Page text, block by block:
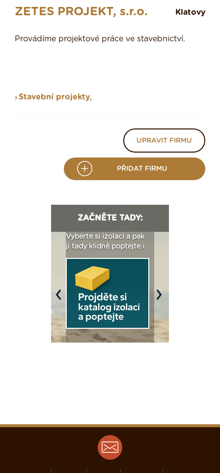
ZETES PROJEKT, s.r.o. Klatovy
Provádíme projektové práce ve stavebnictví.
Stavební projekty,
UPRAVIT FIRMU
PŘIDAT FIRMU
ZAČNĚTE TADY:
Vyberte si izolaci a pak
ji tady klidně poptejte ›
Previous Next